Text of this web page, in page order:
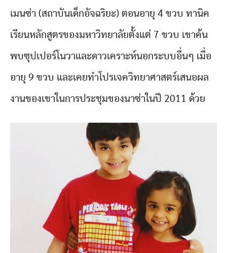
เมนซ่า (สถาบันเด็กอัจฉริยะ) ตอนอายุ 4 ขวบ ทานิค
เรียนหลักสูตรของมหาวิทยาลัยตั้งแต่ 7 ขวบ เขาค้น
พบซุปเปอร์โนวาและดาวเคราะห์นอกระบบอื่นๆ เมื่อ
อายุ 9 ขวบ และเคยทำโปรเจควิทยาศาสตร์เสนอผล
งานของเขาในการประชุมของนาซ่าในปี 2011 ด้วย